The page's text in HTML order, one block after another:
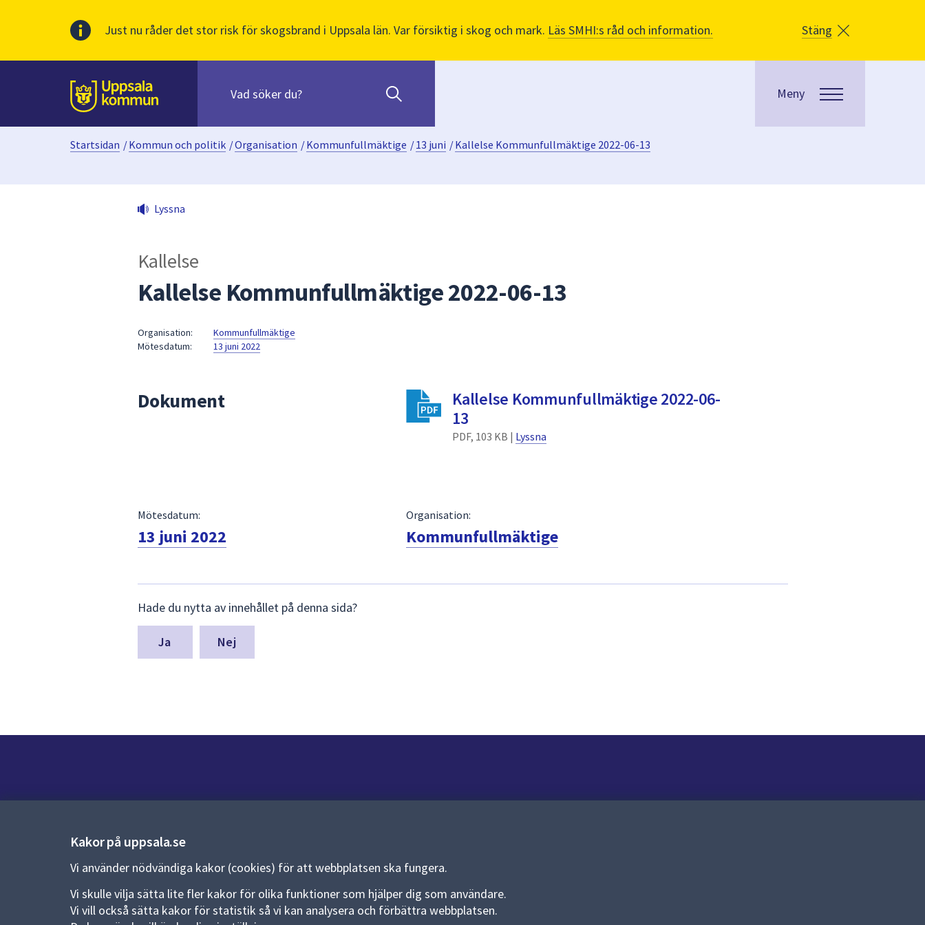
Just nu råder det stor risk för skogsbrand i Uppsala län. Var försiktig i skog och mark. Läs SMHI:s råd och information. Stäng
Till sidans
huvudinnehåll
innehåll
När
sökförslag
presenteras
fältet.
Använd
att
att
välja
något
dem.
Meny
Kakor på uppsala.se
Vi använder nödvändiga kakor (cookies) för att webbplatsen ska fungera.
Vi skulle vilja sätta lite fler kakor för olika funktioner som hjälper dig som användare.
Vi vill också sätta kakor för statistik så vi kan analysera och förbättra webbplatsen.
Startsidan /Kommun och politik /Organisation /Kommunfullmäktige /13 juni /Kallelse Kommunfullmäktige 2022-06-13
Lyssna
Kallelse
Kallelse Kommunfullmäktige 2022-06-13
Organisation:
Kommunfullmäktige
Mötesdatum:
13 juni 2022
Dokument
Kallelse Kommunfullmäktige 2022-06-
13
PDF, 103 KB | Lyssna
Mötesdatum:
13 juni 2022
Organisation:
Kommunfullmäktige
synpunkter
för
denna
Hade du nytta av innehållet på denna sida?
Nej
Kontaktcenter:018-727 00 00
E-post:uppsala.kommun@uppsala.se
Fler kontaktvägar
Allmänna handlingar och diarium
Behandling av personuppgifter
Kakor